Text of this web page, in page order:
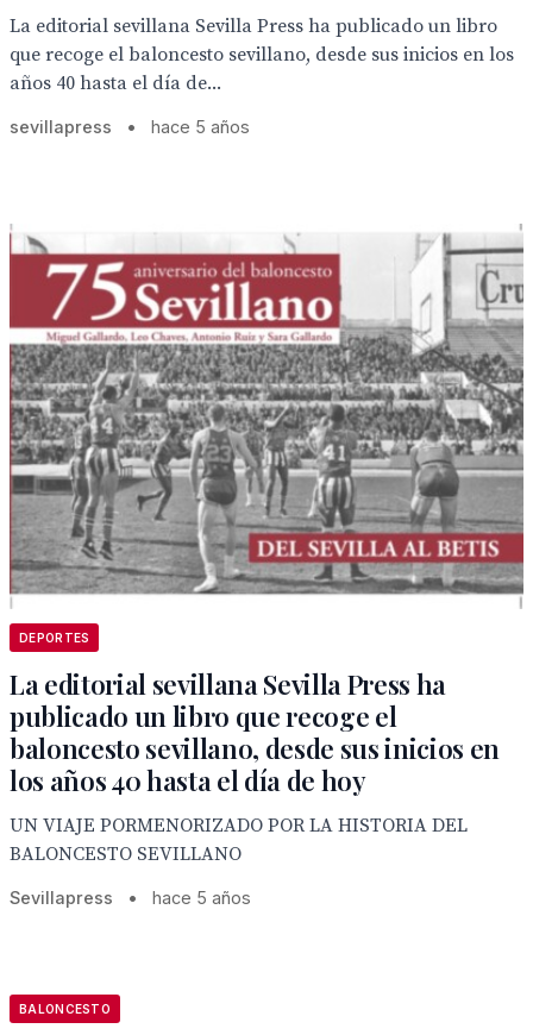
La editorial sevillana Sevilla Press ha publicado un libro
que recoge el baloncesto sevillano, desde sus inicios en los
años 40 hasta el día de...
sevillapress • hace 5 años
DEPORTES
La editorial sevillana Sevilla Press ha
publicado un libro que recoge el
baloncesto sevillano, desde sus inicios en
los años 40 hasta el día de hoy
UN VIAJE PORMENORIZADO POR LA HISTORIA DEL
BALONCESTO SEVILLANO
Sevillapress • hace 5 años
BALONCESTO